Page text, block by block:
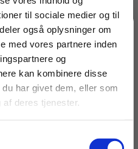
til sociale medier og til
også oplysninger om
med vores partnere inden
og
kan kombinere disse
har givet dem, eller som
deres tjenester.
første køb
Møblers kundeklub!
køb
og modtag vores
inspiration og
events.